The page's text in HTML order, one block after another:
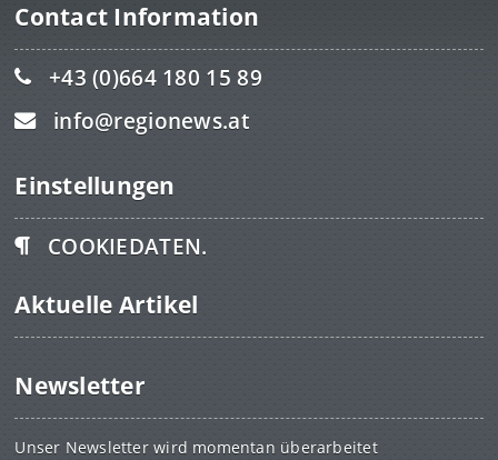
Contact Information
+43 (0)664 180 15 89
info@regionews.at
Einstellungen
COOKIEDATEN.
Aktuelle Artikel
Newsletter
Unser Newsletter wird momentan überarbeitet